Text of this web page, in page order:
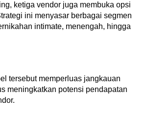
ketiga vendor juga membuka opsi
ini menyasar berbagai segmen
intimate, menengah, hingga
tersebut memperluas jangkauan
meningkatkan potensi pendapatan